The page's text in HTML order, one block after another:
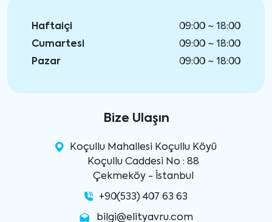
Haftaiçi
09:00 ~ 18:00
Cumartesi
09:00 ~ 18:00
Pazar
09:00 ~ 18:00
Bize Ulaşın
Koçullu Mahallesi Koçullu Köyü
Koçullu Caddesi No : 88
Çekmeköy - İstanbul
+90(533) 407 63 63
bilgi@elityavru.com